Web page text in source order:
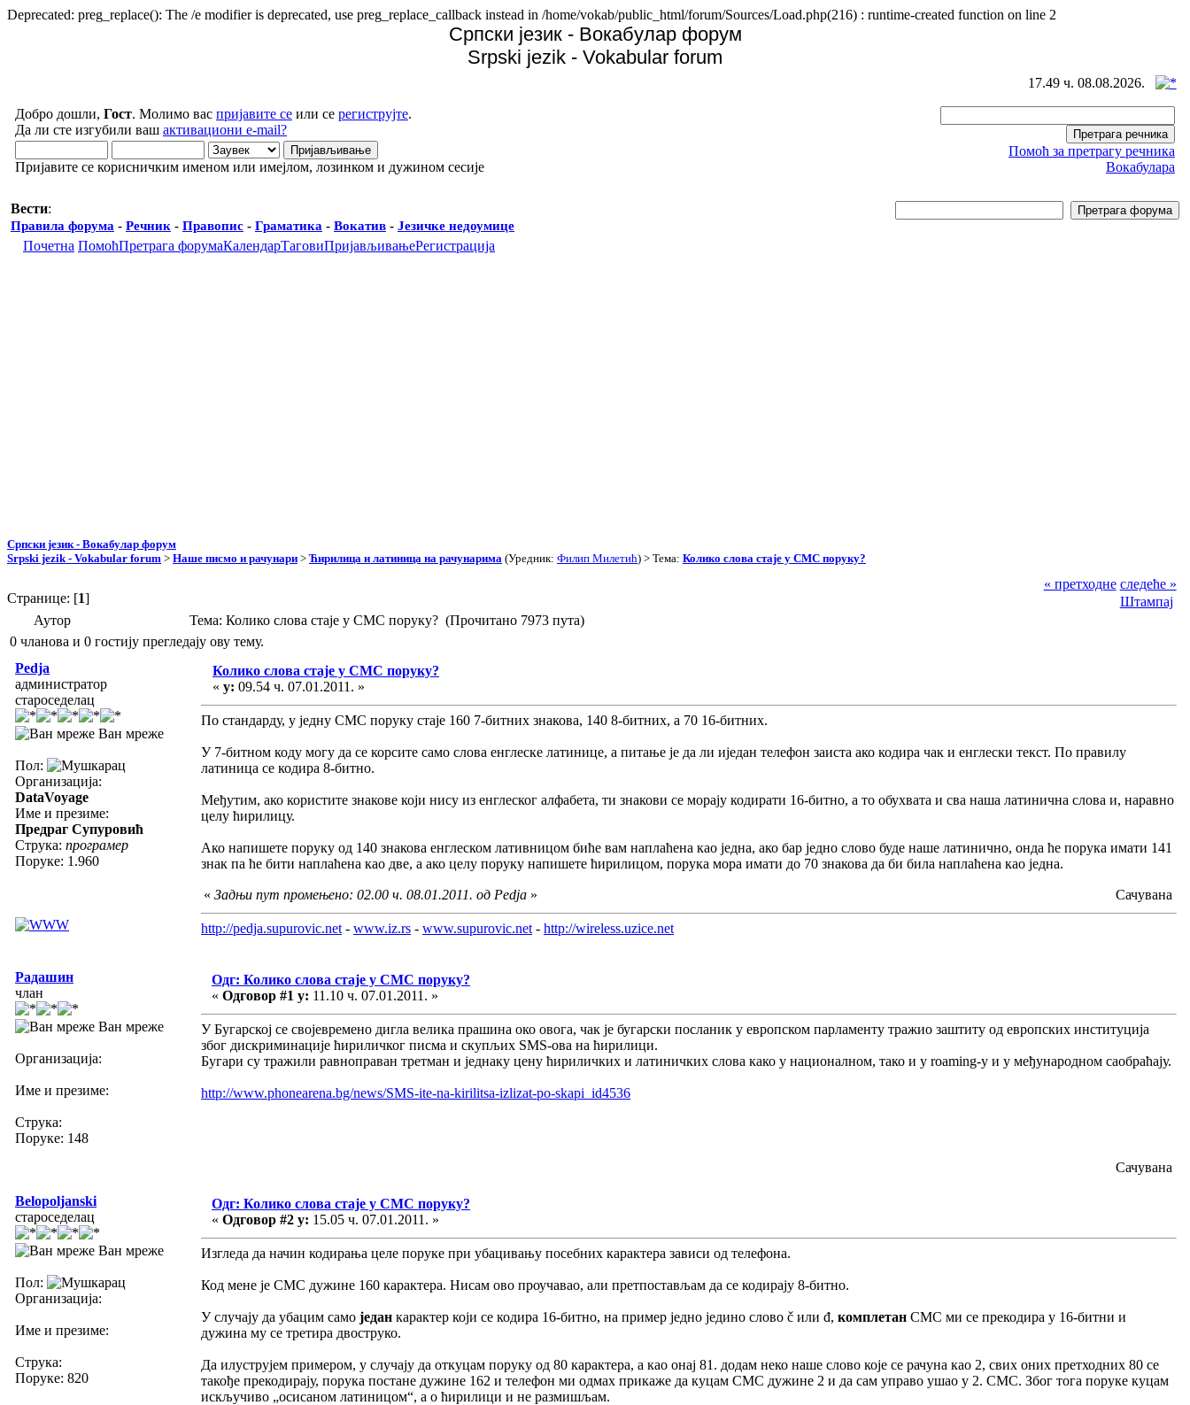
Deprecated: preg_replace(): The /e modifier is deprecated, use preg_replace_callback instead in /home/vokab/public_html/forum/Sources/Load.php(216) : runtime-created function on line 2
Српски језик - Вокабулар форум
Srpski jezik - Vokabular forum
17.49 ч. 08.08.2026.
Добро дошли, Гост. Молимо вас пријавите се или се региструјте.
Да ли сте изгубили ваш активациони e-mail?
Пријавите се корисничким именом или имејлом, лозинком и дужином сесије
Помоћ за претрагу речника
Вокабулара
Вести:
Правила форума - Речник - Правопис - Граматика - Вокатив - Језичке недоумице
Почетна ПомоћПретрага форумаКалендарТаговиПријављивањеРегистрација
Српски језик - Вокабулар форум
Srpski jezik - Vokabular forum > Наше писмо и рачунари >Ћирилица и латиница на рачунарима (Уредник: Филип Милетић) > Тема: Колико слова стаје у СМС поруку?
Странице: [1]
« претходне следеће »
Штампај
Аутор
Тема: Колико слова стаје у СМС поруку? (Прочитано 7973 пута)
0 чланова и 0 гостију прегледају ову тему.
Pedja
администратор
староседелац
Ван мреже
Пол:
Организација:
DataVoyage
Име и презиме:
Предраг Супуровић
Струка: програмер
Поруке: 1.960
Колико слова стаје у СМС поруку?
« у: 09.54 ч. 07.01.2011. »
По стандарду, у једну СМС поруку стаје 160 7-битних знакова, 140 8-битних, а 70 16-битних.
У 7-битном коду могу да се корсите само слова енглеске латинице, а питање је да ли иједан телефон заиста ако кодира чак и енглески текст. По правилу
латиница се кодира 8-битно.
Међутим, ако користите знакове који нису из енглеског алфабета, ти знакови се морају кодирати 16-битно, а то обухвата и сва наша латинична слова и, наравно
целу ћирилицу.
Ако напишете поруку од 140 знакова енглеском лативницом биће вам наплаћена као једна, ако бар једно слово буде наше латинично, онда ће порука имати 141
знак па ће бити наплаћена као две, а ако целу поруку напишете ћирилицом, порука мора имати до 70 знакова да би била наплаћена као једна.
« Задњи пут промењено: 02.00 ч. 08.01.2011. од Pedja » Сачувана
http://pedja.supurovic.net - www.iz.rs - www.supurovic.net - http://wireless.uzice.net
Радашин
члан
Ван мреже
Организација:
Име и презиме:
Струка:
Поруке: 148
Одг: Колико слова стаје у СМС поруку?
« Одговор #1 у: 11.10 ч. 07.01.2011. »
У Бугарској се својевремено дигла велика прашина око овога, чак је бугарски посланик у европском парламенту тражио заштиту од европских институција
због дискриминације ћириличког писма и скупљих SMS-ова на ћирилици.
Бугари су тражили равноправан третман и једнаку цену ћириличких и латиничких слова како у националном, тако и у roaming-у и у међународном саобраћају.
http://www.phonearena.bg/news/SMS-ite-na-kirilitsa-izlizat-po-skapi_id4536
Сачувана
Belopoljanski
староседелац
Ван мреже
Пол:
Организација:
Име и презиме:
Струка:
Поруке: 820
Одг: Колико слова стаје у СМС поруку?
« Одговор #2 у: 15.05 ч. 07.01.2011. »
Изгледа да начин кодирања целе поруке при убацивању посебних карактера зависи од телефона.
Код мене је СМС дужине 160 карактера. Нисам ово проучавао, али претпостављам да се кодирају 8-битно.
У случају да убацим само један карактер који се кодира 16-битно, на пример једно једино слово č или đ, комплетан СМС ми се прекодира у 16-битни и
дужина му се третира двоструко.
Да илуструјем примером, у случају да откуцам поруку од 80 карактера, а као онај 81. додам неко наше слово које се рачуна као 2, свих оних претходних 80 се
такође прекодирају, порука постане дужине 162 и телефон ми одмах прикаже да куцам СМС дужине 2 и да сам управо ушао у 2. СМС. Због тога поруке куцам
искључиво „осисаном латиницом“, а о ћирилици и не размишљам.